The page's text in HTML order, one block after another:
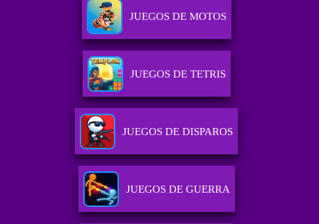
JUEGOS DE MOTOS
JUEGOS DE TETRIS
JUEGOS DE DISPAROS
JUEGOS DE GUERRA